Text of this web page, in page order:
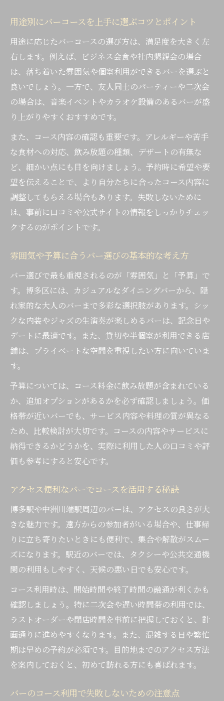
よう
駅近バーでコース利用が便利な理由を解説
団体や貸切に対応するバーコースの特徴
シーン別に使えるバーのコース活用方法
用途別におすすめなバーの選び方徹底解説
バーのコース選びは用途ごとの基準が重要
貸切や個室対応バーのコース活用術を伝授
会食や宴会におすすめなバーコースの探し
方
二次会やパーティーに最適なバー利用法
失敗しないバーのコース予約ポイントまと
め
法
福岡市博多区でバーコースを満喫するコツ
グループ利用時に押さえたいバーの選び方
バー選びで重視したいアクセスと営業時間
バーコース満喫には雰囲気と料理の両立が
大切
特別な集いに最適なバーの魅力を深掘り
記念日や送別会にバーコースが選ばれる理
由
サプライズ演出ができるバーの選び方とは
大人数でも安心なバーコース利用のポイン
ト
雰囲気とサービスで選ぶバーのコース体験
用途別にバーコースを上手に選ぶコツとポイント
用途に応じたバーコースの選び方は、満足度を大きく左
右します。例えば、ビジネス会食や社内懇親会の場合
は、落ち着いた雰囲気や個室利用ができるバーを選ぶと
良いでしょう。一方で、友人同士のパーティーや二次会
の場合は、音楽イベントやカラオケ設備のあるバーが盛
り上がりやすくおすすめです。
また、コース内容の確認も重要です。アレルギーや苦手
な食材への対応、飲み放題の種類、デザートの有無な
ど、細かい点にも目を向けましょう。予約時に希望や要
望を伝えることで、より自分たちに合ったコース内容に
調整してもらえる場合もあります。失敗しないために
は、事前に口コミや公式サイトの情報をしっかりチェッ
クするのがポイントです。
雰囲気や予算に合うバー選びの基本的な考え方
バー選びで最も重視されるのが「雰囲気」と「予算」で
す。博多区には、カジュアルなダイニングバーから、隠
れ家的な大人のバーまで多彩な選択肢があります。シッ
クな内装やジャズの生演奏が楽しめるバーは、記念日や
デートに最適です。また、貸切や半個室が利用できる店
舗は、プライベートな空間を重視したい方に向いていま
す。
予算については、コース料金に飲み放題が含まれている
か、追加オプションがあるかを必ず確認しましょう。価
格帯が近いバーでも、サービス内容や料理の質が異なる
ため、比較検討が大切です。コースの内容やサービスに
納得できるかどうかを、実際に利用した人の口コミや評
価も参考にすると安心です。
アクセス便利なバーでコースを活用する秘訣
博多駅や中洲川端駅周辺のバーは、アクセスの良さが大
きな魅力です。遠方からの参加者がいる場合や、仕事帰
りに立ち寄りたいときにも便利で、集合や解散がスムー
ズになります。駅近のバーでは、タクシーや公共交通機
関の利用もしやすく、天候の悪い日でも安心です。
コース利用時は、開始時間や終了時間の融通が利くかも
確認しましょう。特に二次会や遅い時間帯の利用では、
ラストオーダーや閉店時間を事前に把握しておくと、計
画通りに進めやすくなります。また、混雑する日や繁忙
期は早めの予約が必須です。目的地までのアクセス方法
を案内しておくと、初めて訪れる方にも喜ばれます。
バーのコース利用で失敗しないための注意点